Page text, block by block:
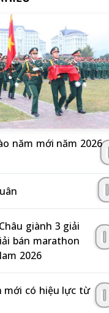
năm mới năm 2026
giành 3 giải
bán marathon
2026
mới có hiệu lực từ